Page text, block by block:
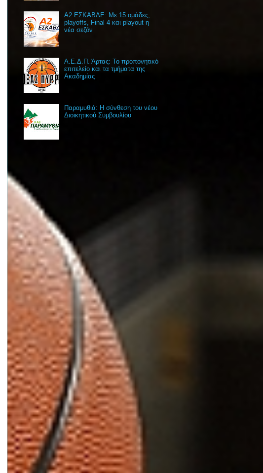
Α2 ΕΣΚΑΒΔΕ: Με 15 ομάδες,
playoffs, Final 4 και playout η
νέα σεζόν
Α.Ε.Δ.Π. Άρτας: Το προπονητικό
επιτελείο και τα τμήματα της
Ακαδημίας
Παραμυθιά: Η σύνθεση του νέου
Διοικητικού Συμβουλίου